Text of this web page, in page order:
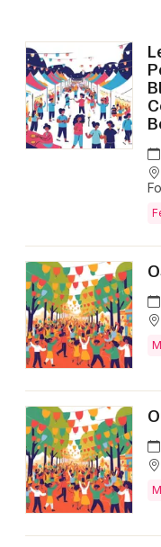
Concerts
Sports
Expos
Sorties & loisirs
Manifestations
Newsletter des
Artistes en
Nantes
Nice
Paris
Strasbourg